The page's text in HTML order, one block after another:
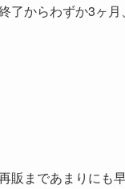
了からわずか3ヶ
販まであまりにも